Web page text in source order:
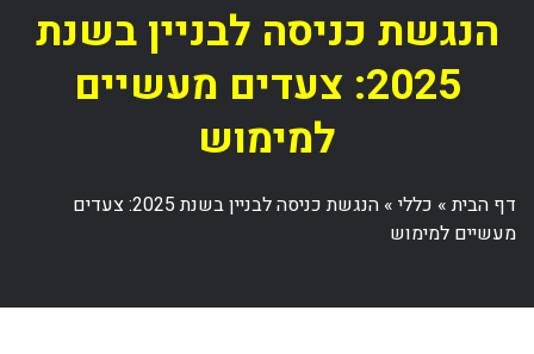
הנגשת כניסה לבניין בשנת
2025: צעדים מעשיים
למימוש
דף הבית» כללי»
הנגשת כניסה לבניין בשנת 2025: צעדים
מעשיים למימוש